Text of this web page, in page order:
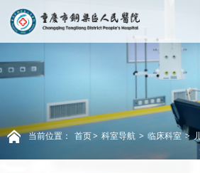
当前位置： 首页> 科室导航 > 临床科室>